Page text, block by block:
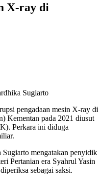
X-ray di
Sugiarto
pengadaan mesin X-ray di
Kementan pada 2021 diusut
Perkara ini diduga
mengatakan penyidik
Pertanian era Syahrul Yasin
sebagai saksi.